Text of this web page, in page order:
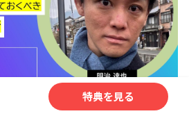
特典を見る